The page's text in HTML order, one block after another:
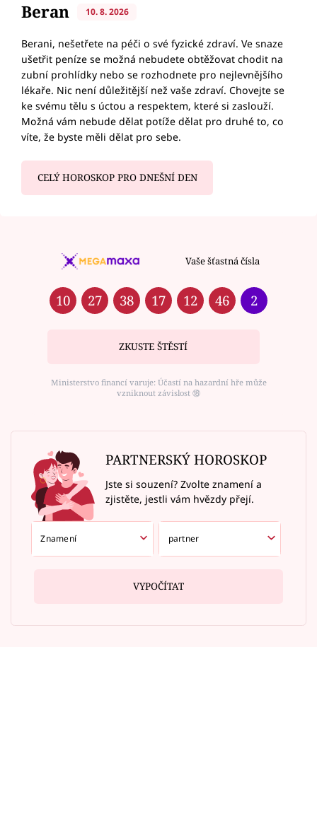
Beran 10. 8. 2026
Berani, nešetřete na péči o své fyzické zdraví. Ve snaze
ušetřit peníze se možná nebudete obtěžovat chodit na
zubní prohlídky nebo se rozhodnete pro nejlevnějšího
lékaře. Nic není důležitější než vaše zdraví. Chovejte se
ke svému tělu s úctou a respektem, které si zaslouží.
Možná vám nebude dělat potíže dělat pro druhé to, co
víte, že byste měli dělat pro sebe.
CELÝ HOROSKOP PRO DNEŠNÍ DEN
Vaše šťastná čísla
10 27 38 17 12 46 2
ZKUSTE ŠTĚSTÍ
Ministerstvo financí varuje: Účastí na hazardní hře může
vzniknout závislost ⑱
PARTNERSKÝ HOROSKOP
Jste si souzení? Zvolte znamení a
zjistěte, jestli vám hvězdy přejí.
VYPOČÍTAT